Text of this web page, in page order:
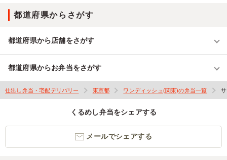
都道府県からさがす
都道府県から店舗をさがす
都道府県からお弁当をさがす
仕出し弁当・宅配デリバリー 東京都 ワンディッシュ(関東)の弁当一覧
くるめし弁当をシェアする
メールでシェアする